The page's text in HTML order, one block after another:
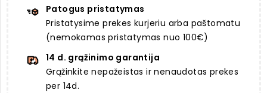
Patogus pristatymas
Pristatysime prekes kurjeriu arba paštomatu
(nemokamas pristatymas nuo 100€)
14 d. grąžinimo garantija
Grąžinkite nepažeistas ir nenaudotas prekes
per 14d.